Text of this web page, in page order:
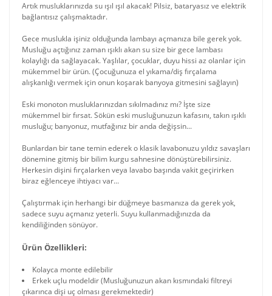
Artık musluklarınızda su ışıl ışıl akacak! Pilsiz, bataryasız ve elektrik
bağlantısız çalışmaktadır.
Gece muslukla işiniz olduğunda lambayı açmanıza bile gerek yok.
Musluğu açtığınız zaman ışıklı akan su size bir gece lambası
kolaylığı da sağlayacak. Yaşlılar, çocuklar, duyu hissi az olanlar için
mükemmel bir ürün. (Çocuğunuza el yıkama/diş fırçalama
alışkanlığı vermek için onun koşarak banyoya gitmesini sağlayın)
Eski monoton musluklarınızdan sıkılmadınız mı? İşte size
mükemmel bir fırsat. Sökün eski musluğunuzun kafasını, takın ışıklı
musluğu; banyonuz, mutfağınız bir anda değişsin...
Bunlardan bir tane temin ederek o klasik lavabonuzu yıldız savaşları
dönemine gitmiş bir bilim kurgu sahnesine dönüştürebilirsiniz.
Herkesin dişini fırçalarken veya lavabo başında vakit geçirirken
biraz eğlenceye ihtiyacı var...
Çalıştırmak için herhangi bir düğmeye basmanıza da gerek yok,
sadece suyu açmanız yeterli. Suyu kullanmadığınızda da
kendiliğinden sönüyor.
Ürün Özellikleri:
Kolayca monte edilebilir
Erkek uçlu modeldir (Musluğunuzun akan kısmındaki filtreyi
çıkarınca dişi uç olması gerekmektedir)